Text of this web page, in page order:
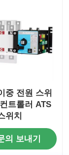
중 전원 스위
트롤러 ATS
위치
의 보내기